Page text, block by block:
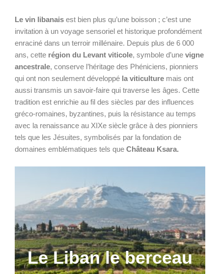
Le vin libanais est bien plus qu’une boisson ; c’est une
invitation à un voyage sensoriel et historique profondément
enraciné dans un terroir millénaire. Depuis plus de 6 000
ans, cette région du Levant viticole, symbole d’une vigne
ancestrale, conserve l’héritage des Phéniciens, pionniers
qui ont non seulement développé la viticulture mais ont
aussi transmis un savoir-faire qui traverse les âges. Cette
tradition est enrichie au fil des siècles par des influences
gréco-romaines, byzantines, puis la résistance au temps
avec la renaissance au XIXe siècle grâce à des pionniers
tels que les Jésuites, symbolisés par la fondation de
domaines emblématiques tels que Château Ksara.
Le Liban le berceau